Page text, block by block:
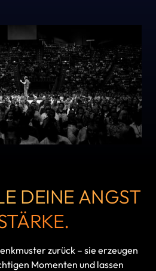
DEINE ANGST
zurück – sie erzeugen
Momenten und lassen